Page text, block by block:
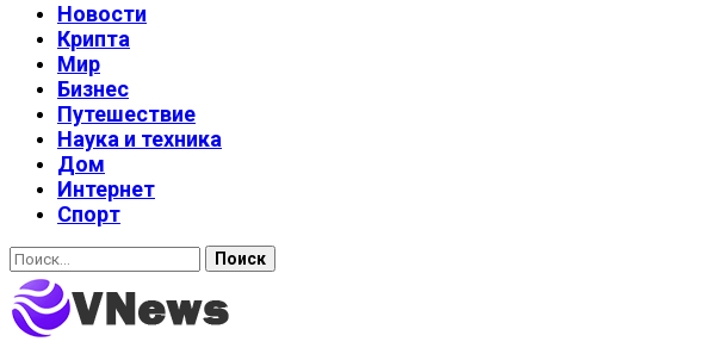
Новости
Крипта
Мир
Бизнес
Путешествие
Наука и техника
Дом
Интернет
Спорт
Найти: